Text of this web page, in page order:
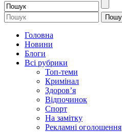
Головна
Новини
Блоги
Всі рубрики
Топ-теми
Кримінал
Здоров’я
Відпочинок
Спорт
На замітку
Рекламні оголошення